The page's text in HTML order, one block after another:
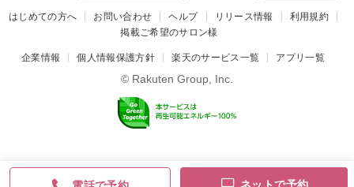
はじめての方へ お問い合わせ ヘルプ リリース情報
利用規約
掲載ご希望のサロン様
企業情報 個人情報保護方針 楽天のサービス一覧 アプリ一覧
© Rakuten Group, Inc.